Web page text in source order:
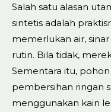
Salah satu alasan
sintetis adalah
memerlukan air,
rutin. Bila tidak,
Sementara itu,
pembersihan ringan
menggunakan kain